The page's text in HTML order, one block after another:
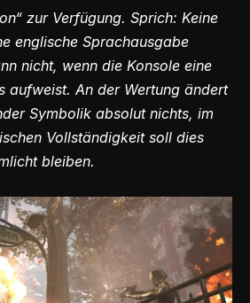
zur Verfügung. Sprich: Keine
englische Sprachausgabe
nicht, wenn die Konsole eine
aufweist. An der Wertung ändert
Symbolik absolut nichts, im
Vollständigkeit soll dies
bleiben.